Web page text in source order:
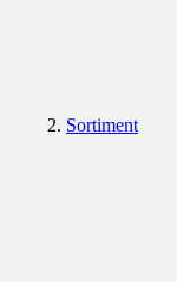
Sortiment